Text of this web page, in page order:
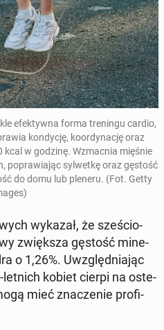
efek­tyw­na forma tre­nin­gu cardio,
kon­dy­cję, ko­or­dy­na­cję oraz
w godzinę. Wzmac­nia mięśnie
po­pra­wia­jąc syl­wet­kę oraz gęstość
do domu lub pleneru. (Fot. Getty
wykazał, że sze­ścio­
zwięk­sza gęstość mi­ne­
o 1,26%. Uwzględ­nia­jąc
letnich kobiet cierpi na oste­
mieć zna­cze­nie pro­fi­